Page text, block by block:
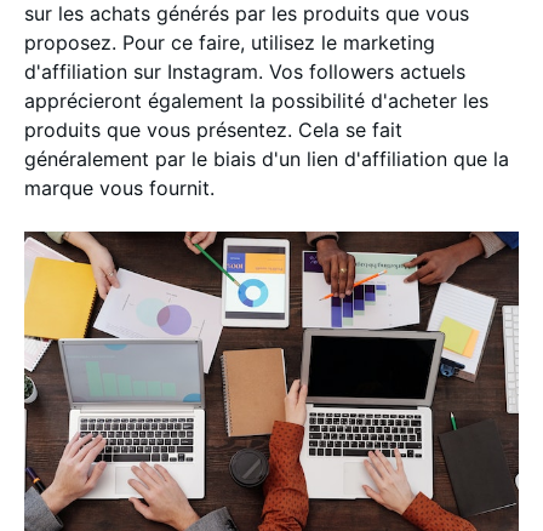
sur les achats générés par les produits que vous
proposez. Pour ce faire, utilisez le marketing
d'affiliation sur Instagram. Vos followers actuels
apprécieront également la possibilité d'acheter les
produits que vous présentez. Cela se fait
généralement par le biais d'un lien d'affiliation que la
marque vous fournit.